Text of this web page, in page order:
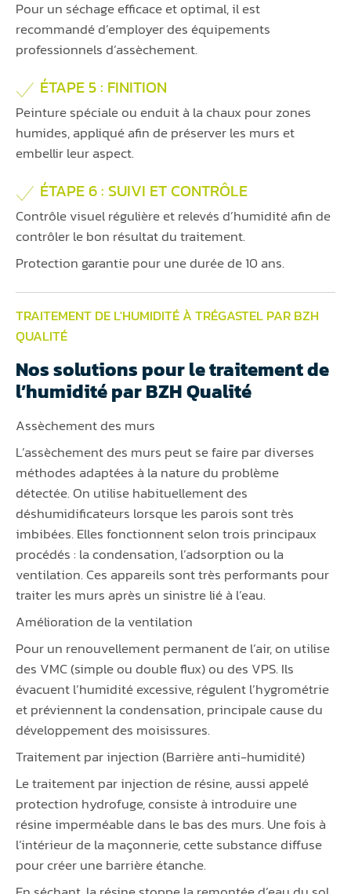
Pour un séchage efficace et optimal, il est
recommandé d’employer des équipements
professionnels d’assèchement.
ÉTAPE 5 : FINITION
Peinture spéciale ou enduit à la chaux pour zones
humides, appliqué afin de préserver les murs et
embellir leur aspect.
ÉTAPE 6 : SUIVI ET CONTRÔLE
Contrôle visuel régulière et relevés d’humidité afin de
contrôler le bon résultat du traitement.
Protection garantie pour une durée de 10 ans.
TRAITEMENT DE L'HUMIDITÉ À TRÉGASTEL PAR BZH
QUALITÉ
Nos solutions pour le traitement de
l’humidité par BZH Qualité
Assèchement des murs
L’assèchement des murs peut se faire par diverses
méthodes adaptées à la nature du problème
détectée. On utilise habituellement des
déshumidificateurs lorsque les parois sont très
imbibées. Elles fonctionnent selon trois principaux
procédés : la condensation, l’adsorption ou la
ventilation. Ces appareils sont très performants pour
traiter les murs après un sinistre lié à l’eau.
Amélioration de la ventilation
Pour un renouvellement permanent de l’air, on utilise
des VMC (simple ou double flux) ou des VPS. Ils
évacuent l’humidité excessive, régulent l’hygrométrie
et préviennent la condensation, principale cause du
développement des moisissures.
Traitement par injection (Barrière anti-humidité)
Le traitement par injection de résine, aussi appelé
protection hydrofuge, consiste à introduire une
résine imperméable dans le bas des murs. Une fois à
l’intérieur de la maçonnerie, cette substance diffuse
pour créer une barrière étanche.